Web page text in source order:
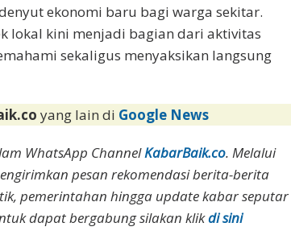
ekonomi baru bagi warga sekitar.
lokal kini menjadi bagian dari aktivitas
sekaligus menyaksikan langsung
yang lain di Google News
WhatsApp ChannelKabarBaik.co. Melalui
pesan rekomendasi berita-berita
pemerintahan hingga update kabar seputar
dapat bergabung silakan klikdi sini